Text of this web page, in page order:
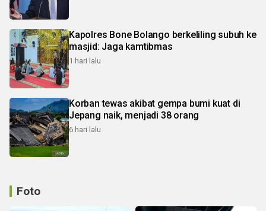
Kapolres Bone Bolango berkeliling subuh ke
masjid: Jaga kamtibmas
1 hari lalu
Korban tewas akibat gempa bumi kuat di
Jepang naik, menjadi 38 orang
6 hari lalu
Foto